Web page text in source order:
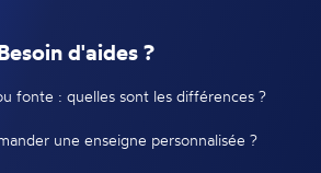
d'aides ?
fonte : quelles sont les différences ?
une enseigne personnalisée ?